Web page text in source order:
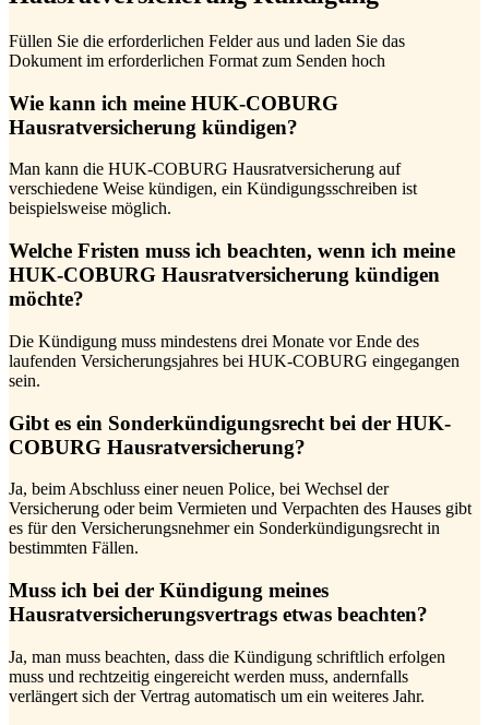
Füllen Sie die erforderlichen Felder aus und laden Sie das
Dokument im erforderlichen Format zum Senden hoch
Wie kann ich meine HUK-COBURG
Hausratversicherung kündigen?
Man kann die HUK-COBURG Hausratversicherung auf
verschiedene Weise kündigen, ein Kündigungsschreiben ist
beispielsweise möglich.
Welche Fristen muss ich beachten, wenn ich meine
HUK-COBURG Hausratversicherung kündigen
möchte?
Die Kündigung muss mindestens drei Monate vor Ende des
laufenden Versicherungsjahres bei HUK-COBURG eingegangen
sein.
Gibt es ein Sonderkündigungsrecht bei der HUK-
COBURG Hausratversicherung?
Ja, beim Abschluss einer neuen Police, bei Wechsel der
Versicherung oder beim Vermieten und Verpachten des Hauses gibt
es für den Versicherungsnehmer ein Sonderkündigungsrecht in
bestimmten Fällen.
Muss ich bei der Kündigung meines
Hausratversicherungsvertrags etwas beachten?
Ja, man muss beachten, dass die Kündigung schriftlich erfolgen
muss und rechtzeitig eingereicht werden muss, andernfalls
verlängert sich der Vertrag automatisch um ein weiteres Jahr.